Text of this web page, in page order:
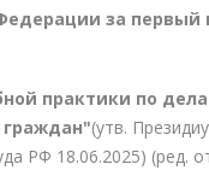
за первый
практики по
граждан"(утв.
РФ 18.06.2025) (ред.